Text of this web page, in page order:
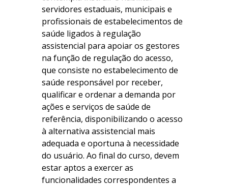
servidores estaduais, municipais e
profissionais de estabelecimentos de
saúde ligados à regulação
assistencial para apoiar os gestores
na função de regulação do acesso,
que consiste no estabelecimento de
saúde responsável por receber,
qualificar e ordenar a demanda por
ações e serviços de saúde de
referência, disponibilizando o acesso
à alternativa assistencial mais
adequada e oportuna à necessidade
do usuário. Ao final do curso, devem
estar aptos a exercer as
funcionalidades correspondentes a